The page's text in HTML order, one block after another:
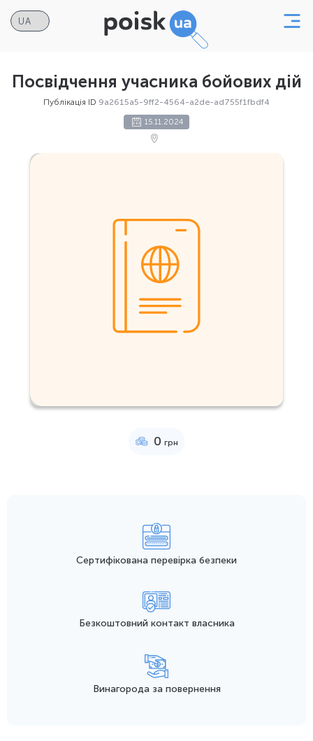
Посвідчення учасника бойових дій
Публікація ID 9a2615a5-9ff2-4564-a2de-ad755f1fbdf4
15.11.2024
0 грн
Сертифікована перевірка безпеки
Безкоштовний контакт власника
Винагорода за повернення